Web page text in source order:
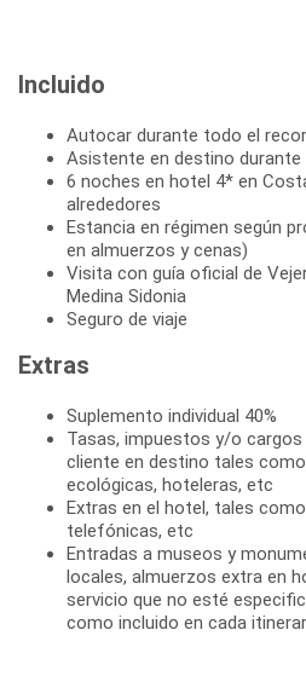
Incluido
Autocar durante todo el
Asistente en destino
6 noches en hotel 4* en
alrededores
Estancia en régimen según
en almuerzos y cenas)
Visita con guía oficial de
Medina Sidonia
Seguro de viaje
Extras
Suplemento individual 40%
Tasas, impuestos y/o cargos
cliente en destino tales
ecológicas, hoteleras, etc
Extras en el hotel, tales
telefónicas, etc
Entradas a museos y
locales, almuerzos extra en
servicio que no esté
como incluido en cada